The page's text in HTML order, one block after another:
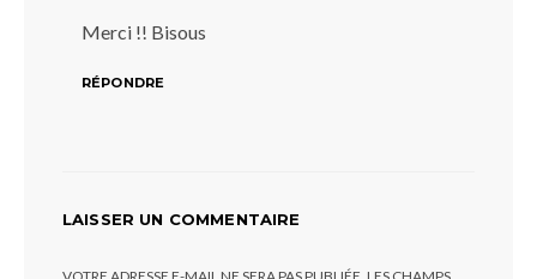
Merci !! Bisous
RÉPONDRE
LAISSER UN COMMENTAIRE